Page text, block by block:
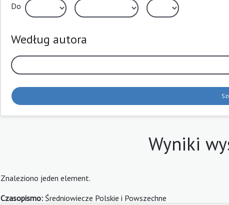
Do
Według autora
Wyniki
Znaleziono jeden element.
Czasopismo: Średniowiecze Polskie i Powszechne